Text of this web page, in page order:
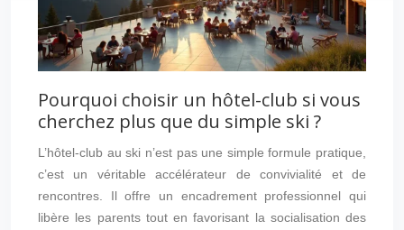
Pourquoi choisir un hôtel-club si vous
cherchez plus que du simple ski ?
L’hôtel-club au ski n’est pas une simple formule pratique,
c’est un véritable accélérateur de convivialité et de
rencontres. Il offre un encadrement professionnel qui
libère les parents tout en favorisant la socialisation des